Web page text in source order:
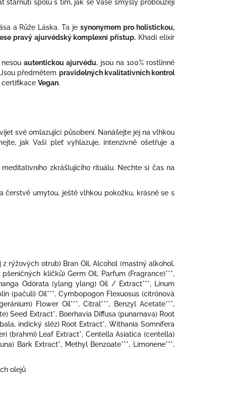
stárnutí spolu s tím, jak se Vaše smysly probouzejí
a Růže Láska. Ta jesynonymem pro holistickou,
pravý ajurvédský komplexní přístup. Khadi elixír
autentickou ajurvédu, jsou na 100% rostlinné
předmětem pravidelných kvalitativních kontrol
certifikace Vegan.
své omlazující působení. Nanášejte jej na vlhkou
jak Vaši pleť vyhlazuje, intenzivně ošetřuje a
zkrášlujícího rituálu. Nechte si čas na
čerstvě umytou, ještě vlhkou pokožku, krásně se s
rýžových otrub) Bran Oil, Alcohol (mastný alkohol,
klíčků) Germ Oil, Parfum (Fragrance)***,
Odorata (ylang ylang) Oil / Extract***, Linum
(pačuli) Oil***, Cymbopogon Flexuosus (citrónová
Flower Oil***, Citral***, Benzyl Acetate***,
Seed Extract*, Boerhavia Diffusa (punarnava) Root
indický sléz) Root Extract*, Withania Somnifera
(brahmi) Leaf Extract*, Centella Asiatica (centella)
Bark Extract*, Methyl Benzoate***, Limonene***,
olejů